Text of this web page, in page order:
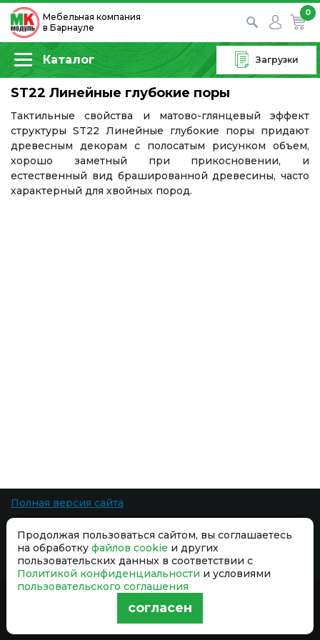
Мебельная компания
в Барнауле
0
Каталог Загрузки
ST22 Линейные глубокие поры
Тактильные свойства и матово-глянцевый эффект
структуры ST22 Линейные глубокие поры придают
древесным декорам с полосатым рисунком объем,
хорошо заметный при прикосновении, и
естественный вид брашированной древесины, часто
характерный для хвойных пород.
Полная версия сайта
обязательна.
Разработка сайта -
и принимаете условия
Продолжая пользоваться сайтом, вы соглашаетесь
на обработку файлов cookie и других
пользовательских данных в соответствии с
Политикой конфиденциальности и условиями
пользовательского соглашения
согласен